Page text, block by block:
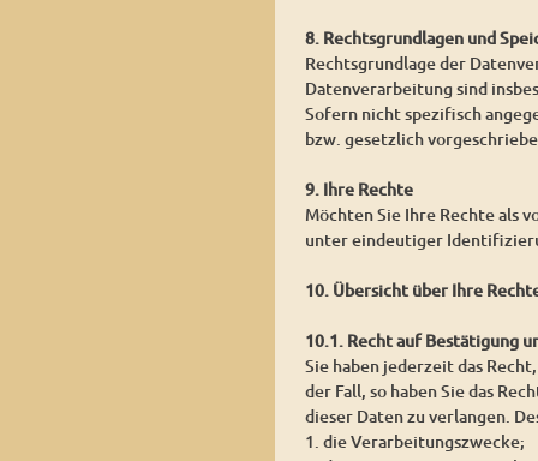
8. Rechtsgrundlagen und
Rechtsgrundlage der
Datenverarbeitung sind
Sofern nicht spezifisch
bzw. gesetzlich
9. Ihre Rechte
Möchten Sie Ihre Rechte als
unter eindeutiger
10. Übersicht über Ihre
10.1. Recht auf Bestätigung
Sie haben jederzeit das
der Fall, so haben Sie das
dieser Daten zu verlangen.
1. die Verarbeitungszwecke;